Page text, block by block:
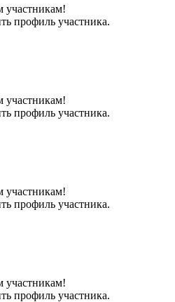
участникам!
профиль участника.
участникам!
профиль участника.
участникам!
профиль участника.
участникам!
профиль участника.